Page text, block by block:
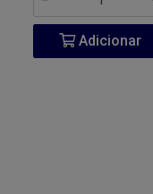
Adicionar